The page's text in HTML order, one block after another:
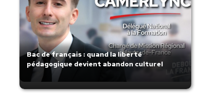
Bac de français : quand la liberté
pédagogique devient abandon culturel